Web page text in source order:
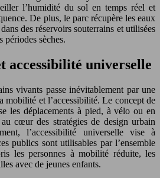
l’humidité du sol en temps réel et
De plus, le parc récupère les eaux
des réservoirs souterrains et utilisées
périodes sèches.
accessibilité universelle
vivants passe inévitablement par une
mobilité et l’accessibilité. Le concept de
les déplacements à pied, à vélo ou en
cœur des stratégies de design urbain
l’accessibilité universelle vise à
publics sont utilisables par l’ensemble
les personnes à mobilité réduite, les
avec de jeunes enfants.